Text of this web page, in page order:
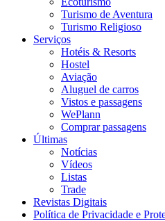
Turismo de Aventura
Turismo Religioso
Serviços
Hotéis & Resorts
Hostel
Aviação
Aluguel de carros
Vistos e passagens
WePlann
Comprar passagens
Últimas
Notícias
Vídeos
Listas
Trade
Revistas Digitais
Política de Privacidade e